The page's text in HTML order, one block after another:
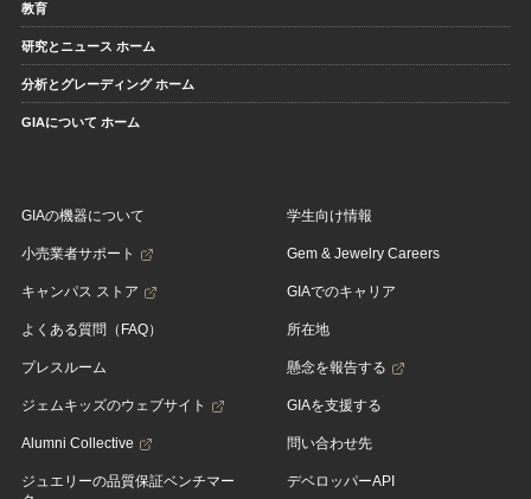
教育
研究とニュース ホーム
分析とグレーディング ホーム
GIAについて ホーム
GIAの機器について
小売業者サポート
キャンパス ストア
よくある質問（FAQ）
プレスルーム
ジェムキッズのウェブサイト
Alumni Collective
ジュエリーの品質保証ベンチマー
学生向け情報
Gem & Jewelry Careers
GIAでのキャリア
所在地
懸念を報告する
GIAを支援する
問い合わせ先
デベロッパーAPI